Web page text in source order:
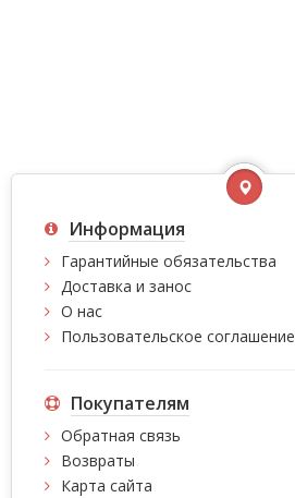
Информация
Гарантийные обязательства
Доставка и занос
О нас
Пользовательское соглашение
Покупателям
Обратная связь
Возвраты
Карта сайта